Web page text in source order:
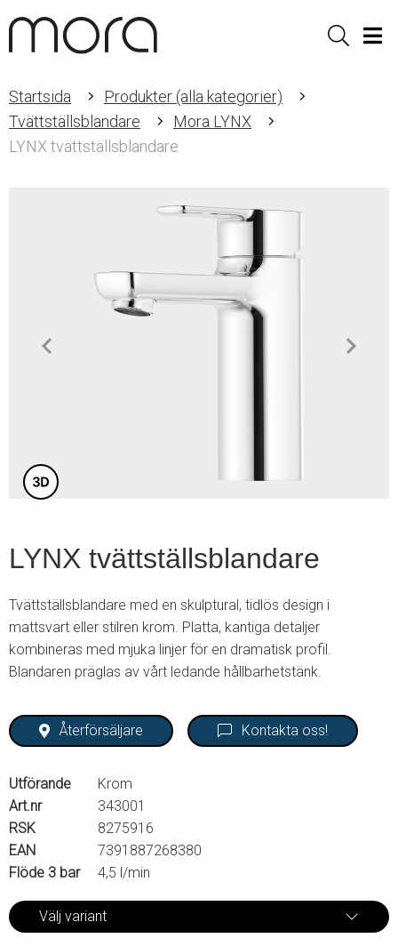
Sök
Startsida
Produkter (alla kategorier)
Tvättställsblandare
Mora LYNX
LYNX tvättställsblandare
LYNX tvättställsblandare
Tvättställsblandare med en skulptural, tidlös design i
mattsvart eller stilren krom. Platta, kantiga detaljer
kombineras med mjuka linjer för en dramatisk profil.
Blandaren präglas av vårt ledande hållbarhetstänk.
Återförsäljare Kontakta oss!
Utförande
Krom
Art.nr
343001
RSK
8275916
EAN
7391887268380
Flöde 3 bar
4,5 l/min
Välj variant